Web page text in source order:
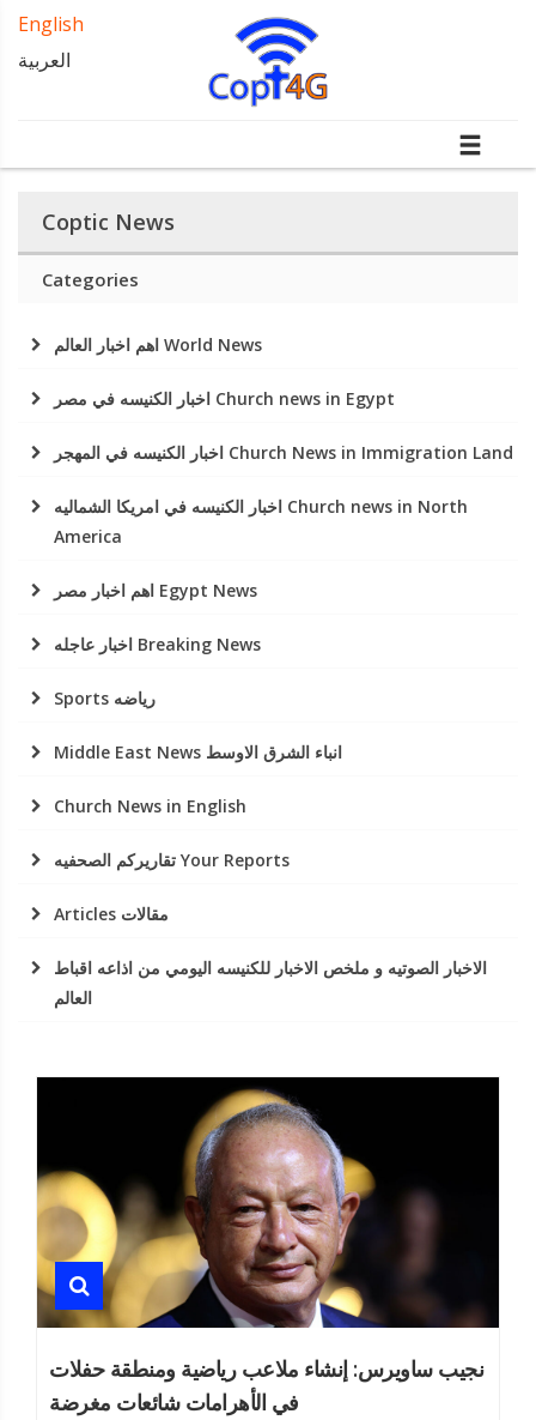
English
العربية
Coptic News
Categories
اهم اخبار العالم World News
اخبار الكنيسه في مصر Church news in Egypt
اخبار الكنيسه في المهجر Church News in Immigration Land
اخبار الكنيسه في امريكا الشماليه Church news in North
America
اهم اخبار مصر Egypt News
اخبار عاجله Breaking News
Sports رياضه
Middle East News انباء الشرق الاوسط
Church News in English
تقاريركم الصحفيه Your Reports
Articles مقالات
الاخبار الصوتيه و ملخص الاخبار للكنيسه اليومي من اذاعه اقباط
العالم
نجيب ساويرس: إنشاء ملاعب رياضية ومنطقة حفلات
في الأهرامات شائعات مغرضة